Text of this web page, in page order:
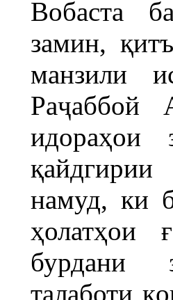
Вобаста
замин,
манзили
Раҷаббой
идораҳои
намуд, ки
ҳолатҳои
бурдани
талаботи